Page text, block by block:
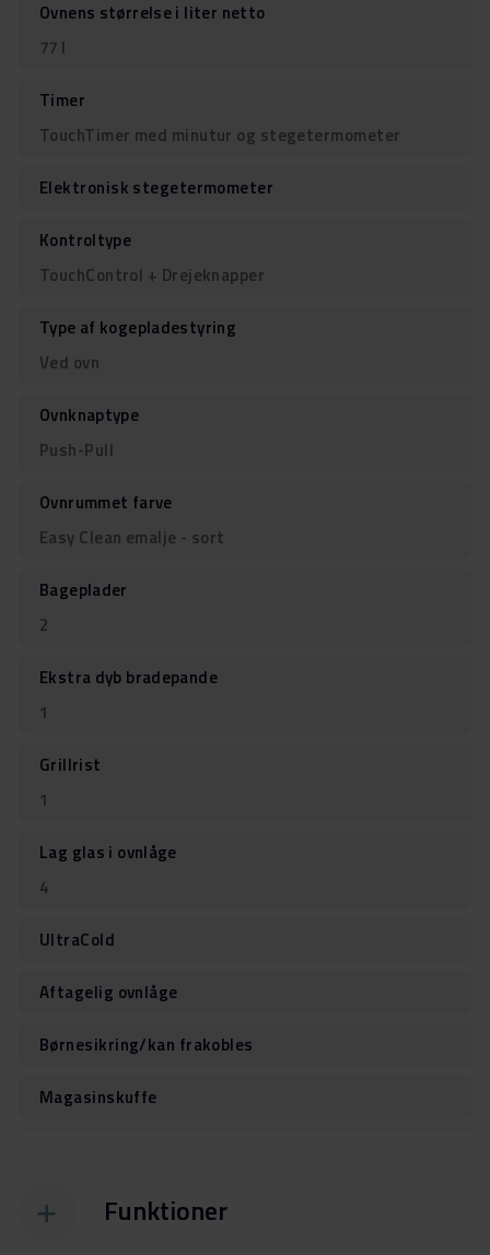
Ovnens størrelse i liter netto
77 l
Timer
TouchTimer med minutur og stegetermometer
Elektronisk stegetermometer
Kontroltype
TouchControl + Drejeknapper
Type af kogepladestyring
Ved ovn
Ovnknaptype
Push-Pull
Ovnrummet farve
Easy Clean emalje - sort
Bageplader
2
Ekstra dyb bradepande
1
Grillrist
1
Lag glas i ovnlåge
4
UltraCold
Aftagelig ovnlåge
Børnesikring/kan frakobles
Magasinskuffe
Funktioner